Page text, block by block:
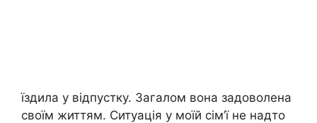
їздила у відпустку. Загалом вона задоволена
своїм життям. Ситуація у моїй сім’ї не надто